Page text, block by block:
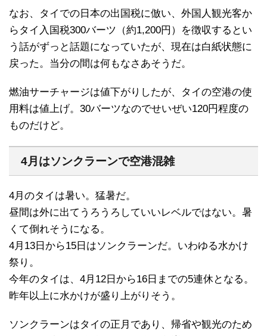
なお、タイでの日本の出国税に倣い、外国人観光客か
らタイ入国税300バーツ（約1,200円）を徴収するとい
う話がずっと話題になっていたが、現在は白紙状態に
戻った。当分の間は何もなさあそうだ。
燃油サーチャージは値下がりしたが、タイの空港の使
用料は値上げ。30バーツなのでせいぜい120円程度の
ものだけど。
4月はソンクラーンで空港混雑
4月のタイは暑い。猛暑だ。
昼間は外に出てうろうろしていいレベルではない。暑
くて倒れそうになる。
4月13日から15日はソンクラーンだ。いわゆる水かけ
祭り。
今年のタイは、4月12日から16日までの5連休となる。
昨年以上に水かけが盛り上がりそう。
ソンクラーンはタイの正月であり、帰省や観光のため